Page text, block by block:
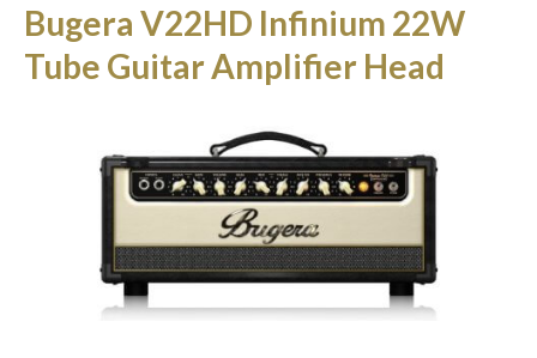
Bugera V22HD Infinium 22W
Tube Guitar Amplifier Head